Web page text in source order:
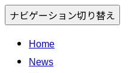
ナビゲーション切り替え
Home
News